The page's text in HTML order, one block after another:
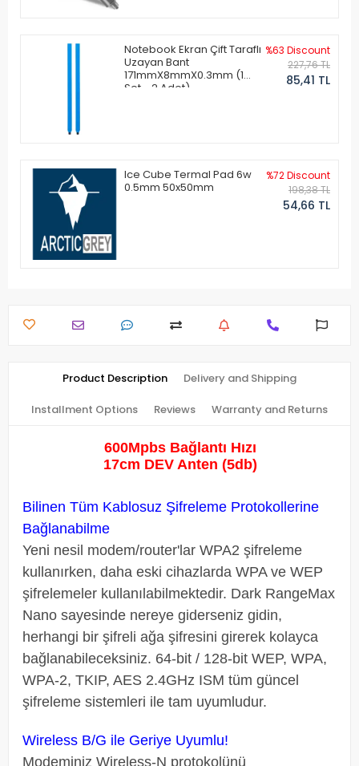
Notebook Ekran Çift Taraflı
Uzayan Bant
171mmX8mmX0.3mm (1
Set - 2 Adet)
%63 Discount
227,76 TL
85,41 TL
Ice Cube Termal Pad 6w
0.5mm 50x50mm
%72 Discount
198,38 TL
54,66 TL
Product Description Delivery and Shipping
Installment Options Reviews Warranty and Returns
600Mpbs Bağlantı Hızı
17cm DEV Anten (5db)
Bilinen Tüm Kablosuz Şifreleme Protokollerine
Bağlanabilme
Yeni nesil modem/router'lar WPA2 şifreleme
kullanırken, daha eski cihazlarda WPA ve WEP
şifrelemeler kullanılabilmektedir. Dark RangeMax
Nano sayesinde nereye giderseniz gidin,
herhangi bir şifreli ağa şifresini girerek kolayca
bağlanabileceksiniz. 64-bit / 128-bit WEP, WPA,
WPA-2, TKIP, AES 2.4GHz ISM tüm güncel
şifreleme sistemleri ile tam uyumludur.
Wireless B/G ile Geriye Uyumlu!
Modeminiz Wireless-N protokolünü